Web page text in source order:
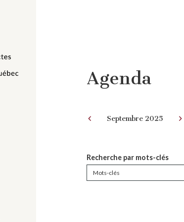
Agenda
Septembre 2025
Recherche par mots-clés